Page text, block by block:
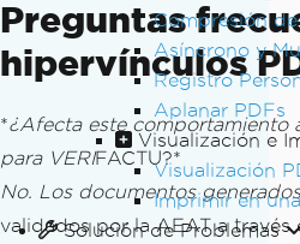
Compresión
Asíncrono y
Registro
Aplanar PDFs
Visualización e
Visualización
Imprimir en
Solución de Problemas
Preguntas
hipervínculos
*¿Afecta este comportamiento
para VERIFACTU?*
No. Los documentos
validados por la AEAT a